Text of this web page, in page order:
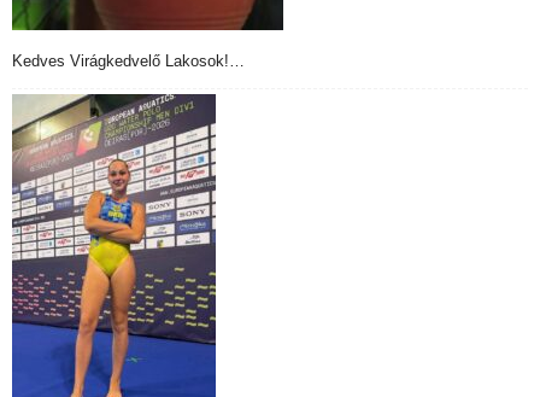
Kedves Virágkedvelő Lakosok!…